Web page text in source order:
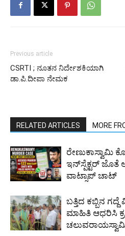
Previous article
CSRTI ; ನೂತನ ನಿರ್ದೇಶಕಿಯಾಗಿ
ಡಾ.ಪಿ.ದೀಪಾ ನೇಮಕ
RELATED ARTICLES MORE
ರೇಣುಕಾಸ್ವಾಮಿ
ಇನ್‌ಸ್ಪೆಕ್ಟರ್‌
ವಾಟ್ಸಾಪ್ ಚಾಟ್
ಬತ್ತಿದ ಕಬ್ಬಿನ
ಮಾಹಿತಿ ಆಧರಿಸಿ